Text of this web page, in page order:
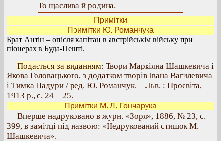
То щаслива й родина.
Примітки
Примітки Ю. Романчука
Брат Антін – опісля капітан в австрійськім війську при
піонерах в Буда-Пешті.
Подається за виданням: Твори Маркіяна Шашкевича і
Якова Головацького, з додатком творів Івана Вагилевича
і Тимка Падури / ред. Ю. Романчук. – Льв. : Просвіта,
1913 р., с. 24 – 25.
Примітки М. Л. Гончарука
Вперше надруковано в журн. «Зоря», 1886, № 23, с.
399, в замітці під назвою: «Недрукований стишок М.
Шашкевича».